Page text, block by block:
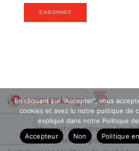
S'ABONNER
Heirs Holdings est une entreprise
groupe d'investissement groupe
En cliquant sur "Accepter", vous
cookies et avez lu notre politique de
expliqué dans notre Politique
Accepteur
Non Politique